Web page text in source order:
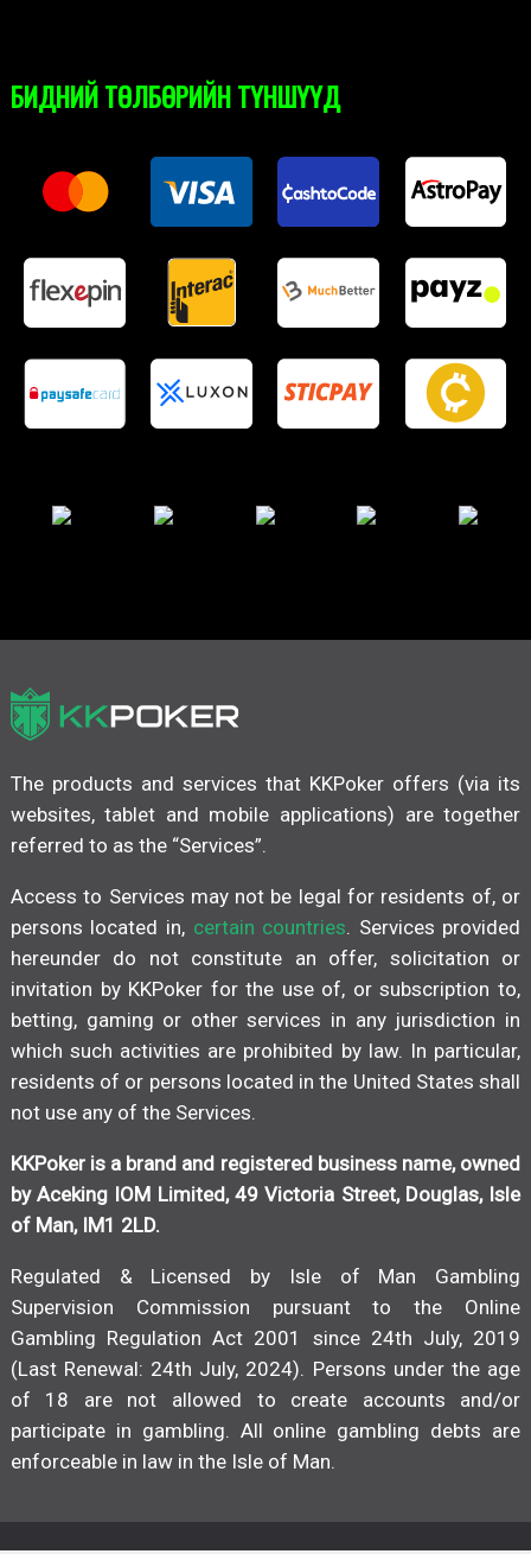
БИДНИЙ ТӨЛБӨРИЙН ТҮНШҮҮД
The products and services that KKPoker offers (via its
websites, tablet and mobile applications) are together
referred to as the “Services”.
Access to Services may not be legal for residents of, or
persons located in, certain countries. Services provided
hereunder do not constitute an offer, solicitation or
invitation by KKPoker for the use of, or subscription to,
betting, gaming or other services in any jurisdiction in
which such activities are prohibited by law. In particular,
residents of or persons located in the United States shall
not use any of the Services.
KKPoker is a brand and registered business name, owned
by Aceking IOM Limited, 49 Victoria Street, Douglas, Isle
of Man, IM1 2LD.
Regulated & Licensed by Isle of Man Gambling
Supervision Commission pursuant to the Online
Gambling Regulation Act 2001 since 24th July, 2019
(Last Renewal: 24th July, 2024). Persons under the age
of 18 are not allowed to create accounts and/or
participate in gambling. All online gambling debts are
enforceable in law in the Isle of Man.